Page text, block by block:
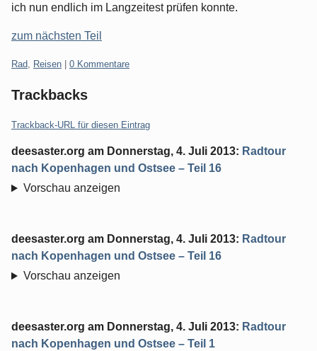
ich nun endlich im Langzeitest prüfen konnte.
zum nächsten Teil
Kategorien:
Rad, Reisen 0 Kommentare
Trackbacks
Trackback-URL für diesen Eintrag
deesaster.org am Donnerstag, 4. Juli 2013: Radtour
nach Kopenhagen und Ostsee – Teil 16
Vorschau anzeigen
deesaster.org am Donnerstag, 4. Juli 2013: Radtour
nach Kopenhagen und Ostsee – Teil 16
Vorschau anzeigen
deesaster.org am Donnerstag, 4. Juli 2013: Radtour
nach Kopenhagen und Ostsee – Teil 1